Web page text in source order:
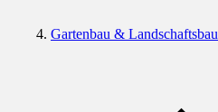
Gartenbau & Landschaftsbau